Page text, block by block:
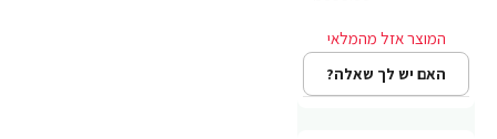
האם יש לך שאלה?